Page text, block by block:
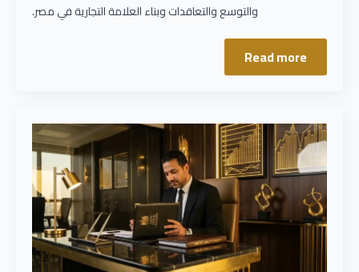
والتوسع والتعاقدات وبناء العلامة التجارية في مصر.
Read more